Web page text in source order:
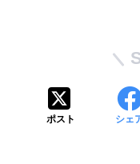
ポスト シェ